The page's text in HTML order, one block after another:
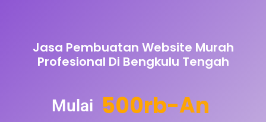
Jasa Pembuatan Website Murah
Profesional Di Bengkulu Tengah
Mulai 500rb-An